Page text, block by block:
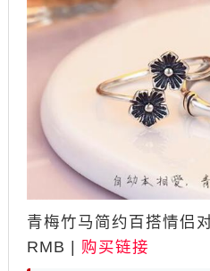
青梅竹马简约百搭情侣
RMB | 购买链接